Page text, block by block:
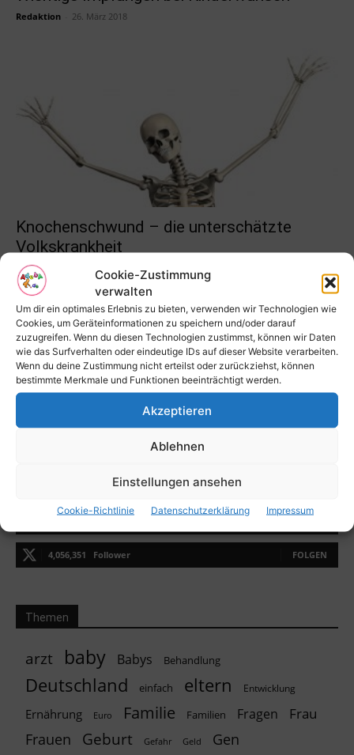
Cookie-Zustimmung
verwalten
Um dir ein optimales Erlebnis zu bieten, verwenden wir Technologien wie
Cookies, um Geräteinformationen zu speichern und/oder darauf
zuzugreifen. Wenn du diesen Technologien zustimmst, können wir Daten
wie das Surfverhalten oder eindeutige IDs auf dieser Website verarbeiten.
Wenn du deine Zustimmung nicht erteilst oder zurückziehst, können
bestimmte Merkmale und Funktionen beeinträchtigt werden.
Akzeptieren
Ablehnen
Einstellungen ansehen
Cookie-Richtlinie Datenschutzerklärung Impressum
Redaktion 26. März 2018
Knochenschwund – die unterschätzte
Volkskrankheit
Redaktion 15. März 2018
Desinfektionsmittel selbst herstellen
Desinfektionsmittel selbst herstellen
Bekomme alles zuerst mit!
4,056,351 Follower FOLGEN
Themen
arzt baby Babys Behandlung
Deutschland einfach eltern Entwicklung
Ernährung Euro Familie Familien Fragen Frau
Frauen Geburt Gefahr Geld
Gen